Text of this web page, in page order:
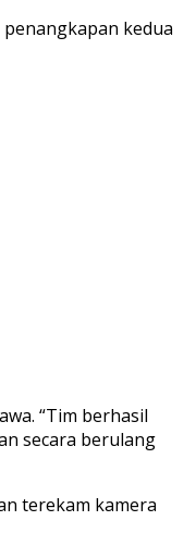
penangkapan kedua
“Tim berhasil
secara berulang
terekam kamera